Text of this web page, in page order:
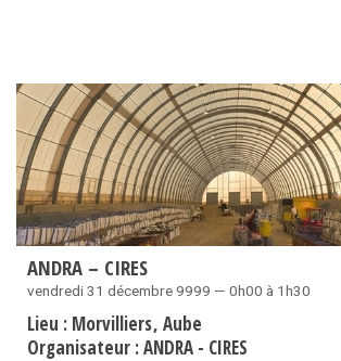
ANDRA – CIRES
vendredi 31 décembre 9999 — 0h00 à 1h30
Lieu : Morvilliers Aube
Organisateur :ANDRA - CIRES